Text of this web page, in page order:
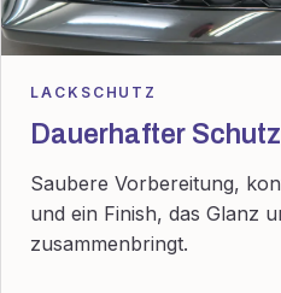
LACKSCHUTZ
Dauerhafter
Saubere Vorbereitung,
und ein Finish, das Glanz
zusammenbringt.